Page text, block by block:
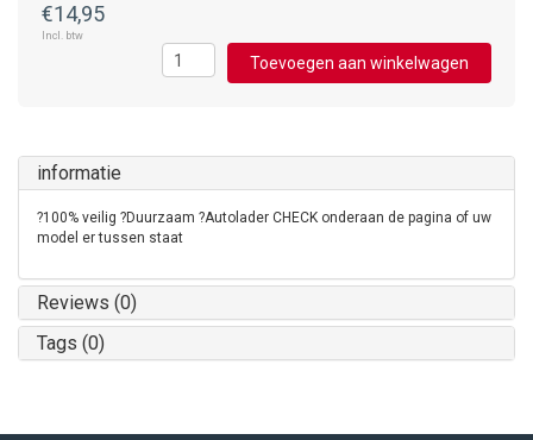
€14,95
Incl. btw
Toevoegen aan winkelwagen
informatie
?100% veilig ?Duurzaam ?Autolader CHECK onderaan de pagina of uw
model er tussen staat
Reviews (0)
Tags (0)